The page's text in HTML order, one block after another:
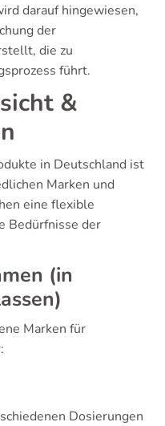
darauf hingewiesen,
der
die zu
führt.
&
in Deutschland ist
Marken und
eine flexible
Bedürfnisse der
(in
Marken für
Dosierungen